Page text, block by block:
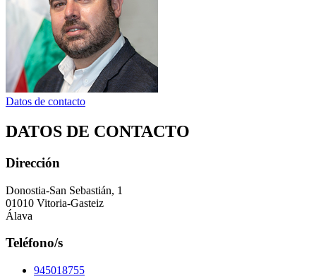
Datos de contacto
DATOS DE CONTACTO
Dirección
Donostia-San Sebastián, 1
01010 Vitoria-Gasteiz
Álava
Teléfono/s
945018755